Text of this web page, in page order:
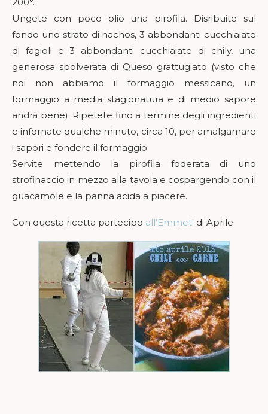
Ungete con poco olio una pirofila. Disribuite sul
fondo uno strato di nachos, 3 abbondanti cucchiaiate
di fagioli e 3 abbondanti cucchiaiate di chily, una
generosa spolverata di Queso grattugiato (visto che
noi non abbiamo il formaggio messicano, un
formaggio a media stagionatura e di medio sapore
andrà bene). Ripetete fino a termine degli ingredienti
e infornate qualche minuto, circa 10, per amalgamare
i sapori e fondere il formaggio.
Servite mettendo la pirofila foderata di uno
strofinaccio in mezzo alla tavola e cospargendo con il
guacamole e la panna acida a piacere.
Con questa ricetta partecipo all’Emmeti di Aprile